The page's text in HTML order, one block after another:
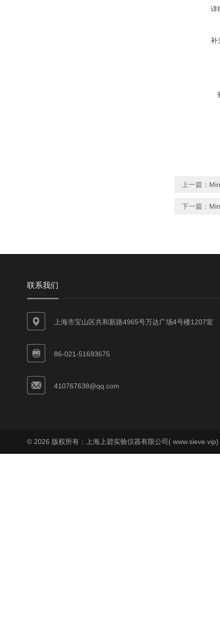
详
补
上一篇：
下一篇：
联系我们
上海市宝山区共和新路4965号万达广场4号楼1207室
86-021-51693675
410767638@qq.com
© 2026 版权所有：上海上碧实验仪器有限公司(